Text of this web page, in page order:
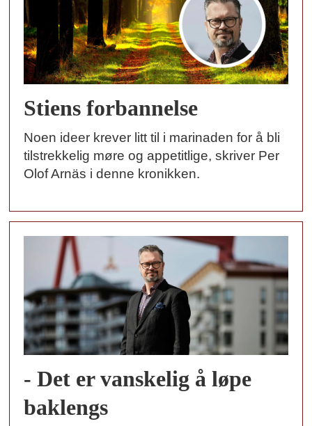
Stiens forbannelse
Noen ideer krever litt til i marinaden for å bli
tilstrekkelig møre og appetitlige, skriver Per
Olof Arnäs i denne kronikken.
- Det er vanskelig å løpe
baklengs